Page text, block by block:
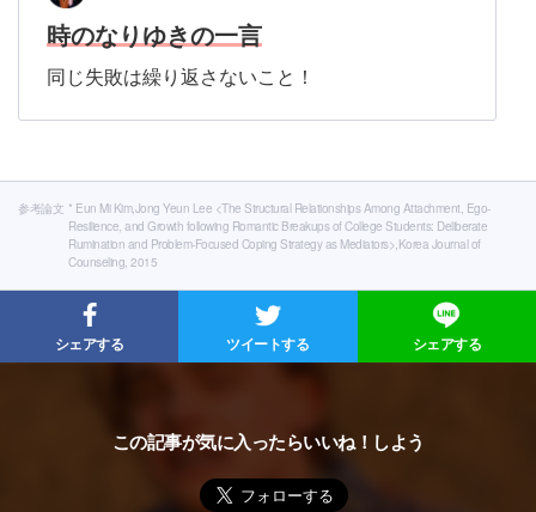
時のなりゆきの一言
同じ失敗は繰り返さないこと！
参考論文 * Eun Mi Kim,Jong Yeun Lee <The Structural Relationships Among Attachment, Ego-
Resilience, and Growth following Romantic Breakups of College Students: Deliberate
Rumination and Problem-Focused Coping Strategy as Mediators>,Korea Journal of
Counseling, 2015
シェアする ツイートする シェアする
この記事が気に入ったらいいね！しよう